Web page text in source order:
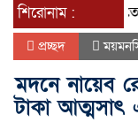
শিরোনাম :
গৌরনদীতে
প্রচ্ছদ
মদনে নায়েব
টাকা